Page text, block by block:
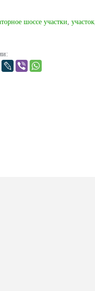
шоссе участки участок